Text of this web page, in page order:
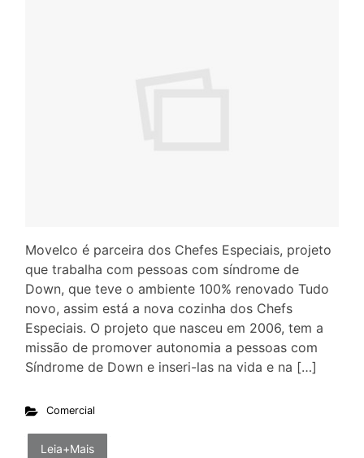
Movelco é parceira dos Chefes Especiais, projeto
que trabalha com pessoas com síndrome de
Down, que teve o ambiente 100% renovado Tudo
novo, assim está a nova cozinha dos Chefs
Especiais. O projeto que nasceu em 2006, tem a
missão de promover autonomia a pessoas com
Síndrome de Down e inseri-las na vida e na […]
Comercial
Leia+Mais